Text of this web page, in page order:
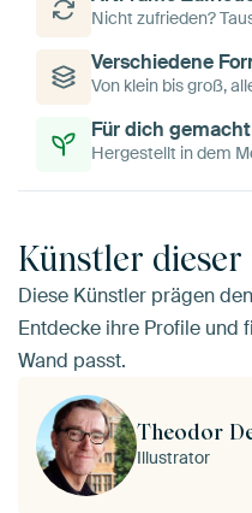
Nicht zufrieden?
Verschiedene
Von klein bis groß,
Für dich gemacht
Hergestellt in dem
Künstler
Diese Künstler prägen
Entdecke ihre Profile und
Wand passt.
Theodor
Illustrator